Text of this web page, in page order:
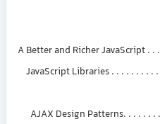
5 JavaScript Libraries . . . . . . . .
6 AJAX Design Patterns. . . . . .